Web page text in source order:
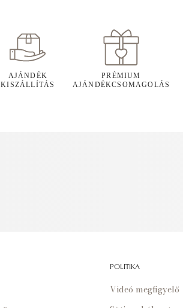
AJÁNDÉK
KISZÁLLÍTÁS
PRÉMIUM
AJÁNDÉKCSOMAGOLÁS
POLITIKA
Videó megfigyelő